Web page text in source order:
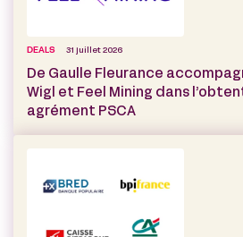
DEALS 31 juillet 2026
De Gaulle Fleurance
Wigl et Feel Mining dans
agrément PSCA